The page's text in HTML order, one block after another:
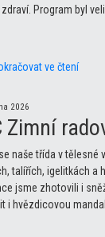
zdraví. Program byl
ve čtení
2026
Zimní
naše třída v
talířích, igelitkách a
jsme zhotovili i
i hvězdicovou